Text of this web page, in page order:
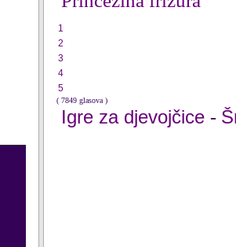
1
2
3
4
5
( 7849 glasova )
Igre za djevojčice -